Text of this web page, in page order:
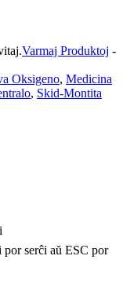
Varmaj Produktoj -
Oksigeno, Medicina
, Skid-Montita
por serĉi aŭ ESC por